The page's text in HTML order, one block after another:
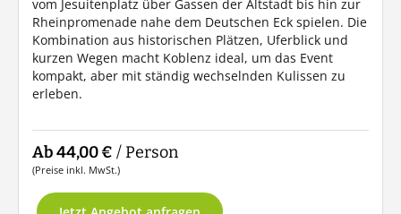
vom Jesuitenplatz über Gassen der Altstadt bis hin zur
Rheinpromenade nahe dem Deutschen Eck spielen. Die
Kombination aus historischen Plätzen, Uferblick und
kurzen Wegen macht Koblenz ideal, um das Event
kompakt, aber mit ständig wechselnden Kulissen zu
erleben.
Ab 44,00 € / Person
(Preise inkl. MwSt.)